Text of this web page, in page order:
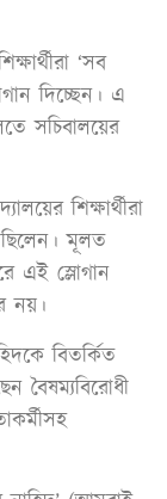
‘সব
দিচ্ছেন। এ
সচিবালয়ের
শিক্ষার্থীরা
মূলত
এই স্লোগান
নয়।
বিতর্কিত
বৈষম্যবিরোধী